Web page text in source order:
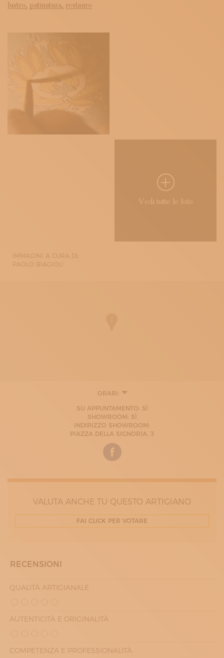
lustro, patinatura, restauro
Vedi tutte le foto
IMMAGINI A CURA DI:
PAOLO BIAGIOLI
ORARI:
08:13 - 13:00
14:30 - 19:00
MARTEDÌ
08:13 - 13:00
14:30 - 19:00
MERCOLEDÌ
08:13 - 13:00
GIOVEDÌ
VENERDÌ
SABATO
08:13 - 13:00
SU APPUNTAMENTO: SÌ
SHOWROOM: SÌ
INDIRIZZO SHOWROOM:
PIAZZA DELLA SIGNORIA, 3
VALUTA ANCHE TU QUESTO ARTIGIANO
FAI CLICK PER VOTARE
RECENSIONI
QUALITÀ ARTIGIANALE
AUTENTICITÀ E ORIGINALITÀ
COMPETENZA E PROFESSIONALITÀ